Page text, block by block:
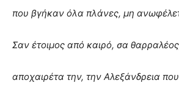
που βγήκαν όλα πλάνες, μη
Σαν έτοιμος από καιρό, σα
αποχαιρέτα την, την Αλεξάνδρεια